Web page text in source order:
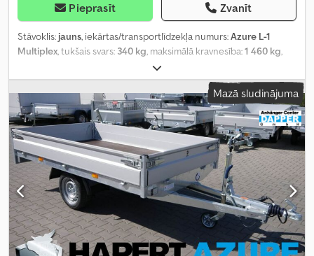
Pieprasīt Zvanīt
Stāvoklis: jauns, iekārtas/transportlīdzekļa numurs:Azure L-1
Multiplex, tukšais svars: 340 kg, maksimālā kravnesība:1 460 kg,
, asu konfigurācija:
2 530 mm, iekraušanas vietas platums:1 290 mm, iekraušanas
telpas augstums:350 mm, Mazā sludinājuma